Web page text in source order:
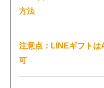
方法
注意点：LINEギフト
可